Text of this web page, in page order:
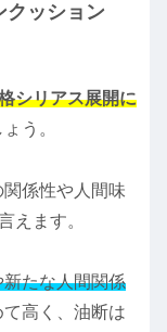
クッション
シリアス展開に
う。
係性や人間味
えます。
たな人間関係
て高く、油断は